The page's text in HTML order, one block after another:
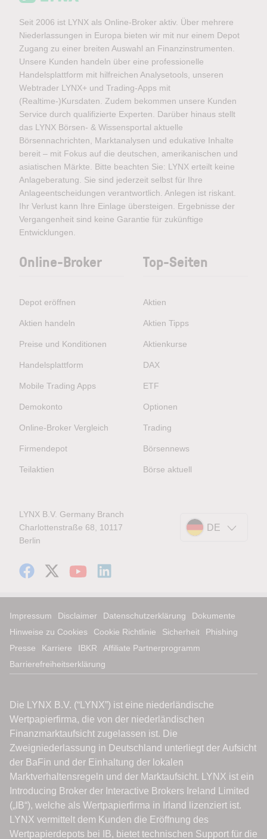
Seit 2006 ist LYNX als Online-Broker aktiv. Über mehrere
Niederlassungen in Europa bieten wir mit nur einem Depot
Zugang zu einer breiten Auswahl an Finanzinstrumenten.
Unsere Kunden handeln über eine professionelle
Handelsplattform mit hilfreichen Analysetools, unseren
Webtrader LYNX+ und Trading-Apps mit
(Realtime-)Kursdaten. Zudem bekommen unsere Kunden
Service durch qualifizierte Experten. Darüber hinaus stellt
das LYNX Börsen- & Wissensportal aktuelle
Börsennachrichten, Marktanalysen und edukative Inhalte
bereit – mit Fokus auf die deutschen, amerikanischen und
asiatischen Märkte. Bitte beachten Sie: LYNX erteilt keine
Anlageberatung. Sie sind jederzeit selbst für Ihre
Anlageentscheidungen verantwortlich. Anlegen ist riskant.
Ihr Verlust kann Ihre Einlage übersteigen. Ergebnisse der
Vergangenheit sind keine Garantie für zukünftige
Entwicklungen.
Online-Broker
Depot eröffnen
Aktien handeln
Preise und Konditionen
Handelsplattform
Mobile Trading Apps
Demokonto
Online-Broker Vergleich
Firmendepot
Teilaktien
Top-Seiten
Aktien
Aktien Tipps
Aktienkurse
DAX
ETF
Optionen
Trading
Börsennews
Börse aktuell
LYNX B.V. Germany Branch
Charlottenstraße 68, 10117
Berlin
DE
Impressum Disclaimer Datenschutzerklärung
Dokumente
Hinweise zu Cookies
Cookie Richtlinie Sicherheit
Phishing
Presse
Karriere IBKR
Affiliate Partnerprogramm
Barrierefreiheitserklärung